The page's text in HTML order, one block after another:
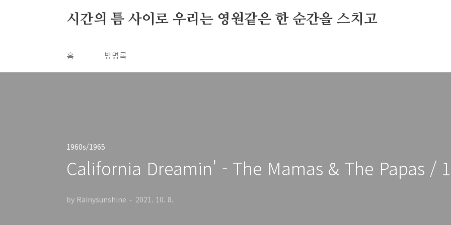
시간의 틈 사이로 우리는 영원같은 한 순간을 스치고
홈 방명록
1960s/1965
California Dreamin' - The Mamas & The Papas /
by Rainysunshine 2021. 10. 8.